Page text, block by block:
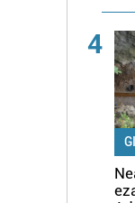
4